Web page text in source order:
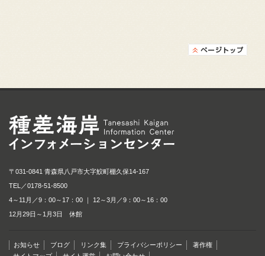
〒031-0841 青森県八戸市大字鮫町棚久保14-167
TEL／0178-51-8500
4～11月／9：00～17：00 ｜ 12～3月／9：00～16：00
12月29日～1月3日 休館
お知らせ ブログ リンク集 プライバシーポリシー
著作権